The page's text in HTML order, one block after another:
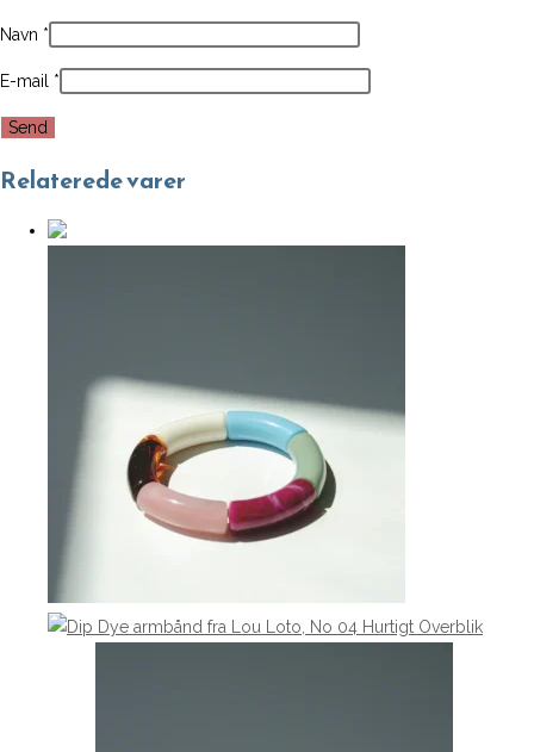
Navn *
E-mail *
Relaterede varer
Hurtigt Overblik